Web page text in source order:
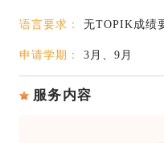
语言要求： 无TOPIK成绩
申请学期： 3月、9月
服务内容